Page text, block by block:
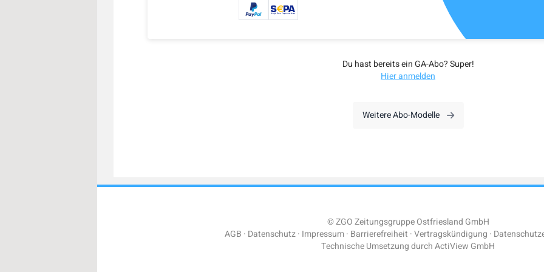
Du hast bereits ein GA-Abo? Super!
Hier anmelden
Weitere Abo-Modelle
© ZGO Zeitungsgruppe Ostfriesland GmbH
AGB Datenschutz Impressum Barrierefreiheit Vertragskündigung
Technische Umsetzung durchActiView GmbH